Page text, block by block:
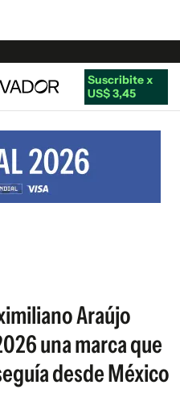
Suscribite x
US$ 3,45
Araújo
una marca que
desde México